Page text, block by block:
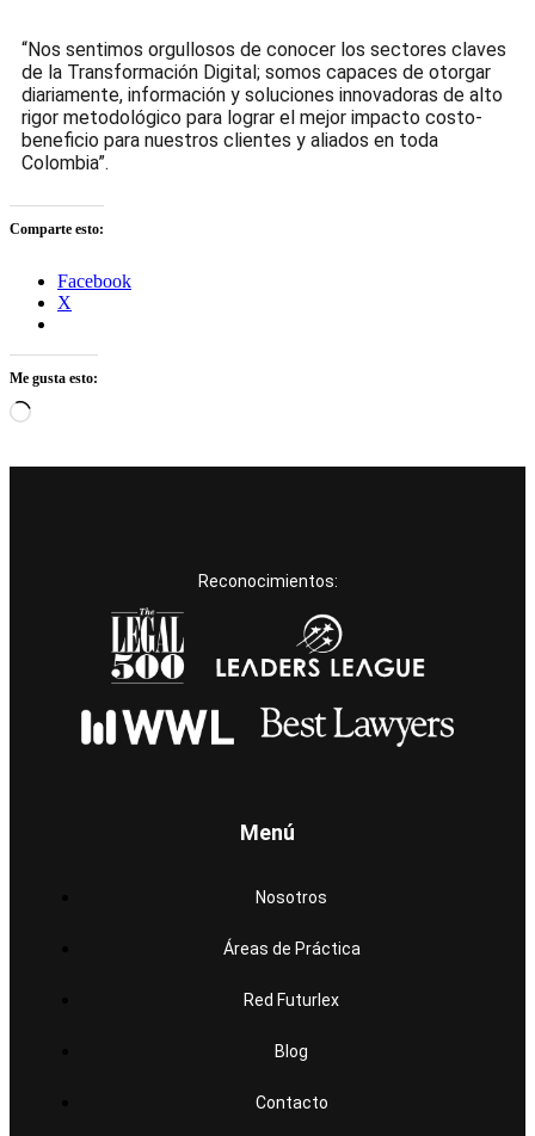
“Nos sentimos orgullosos de conocer los sectores claves
de la Transformación Digital; somos capaces de otorgar
diariamente, información y soluciones innovadoras de alto
rigor metodológico para lograr el mejor impacto costo-
beneficio para nuestros clientes y aliados en toda
Colombia”.
Comparte esto:
Facebook
X
Me gusta esto:
Reconocimientos:
Menú
Nosotros
Áreas de Práctica
Red Futurlex
Blog
Contacto